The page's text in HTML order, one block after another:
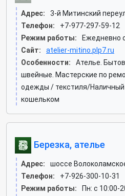
Адрес:
3-й Митинский
Телефон:
+7-977-297-59-12
Режим работы:
Ежедневно
Сайт:
atelier-mitino.plp7.ru
Особенности:
Ателье.
швейные. Мастерские по
одежды / текстиля/Наличный
кошельком
Березка, ателье
Адрес:
шоссе
Телефон:
+7-926-300-10-31
Режим работы:
Пн: c 10:00-